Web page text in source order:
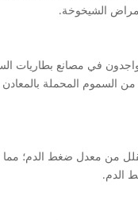
الشيخوخة.
في مصانع بطاريات
السموم المحملة
من معدل ضغط الدم؛ مما
الدم.